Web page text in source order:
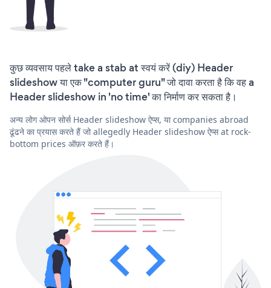
कुछ व्यवसाय पहले take a stab at स्वयं करें (diy) Header
slideshow या एक "computer guru" जो दावा करता है कि वह a
Header slideshow in 'no time' का निर्माण कर सकता है।
अन्य लोग ओपन सोर्स Header slideshow ऐप्स, या companies abroad
ढूंढने का प्रयास करते हैं जो allegedly Header slideshow ऐप्स at rock-
bottom prices ऑफ़र करते हैं।